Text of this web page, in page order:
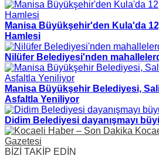
Manisa Büyükşehir'den Kula'da
Hamlesi
Nilüfer Belediyesi'nden
Manisa Büyükşehir Belediyesi,
Asfaltla Yeniliyor
Didim Belediyesi dayanışmayı
BİZİ TAKİP EDİN